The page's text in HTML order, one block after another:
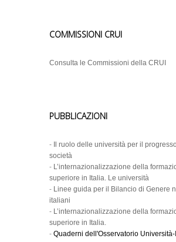
COMMISSIONI CRUI
Consulta le Commissioni della CRUI
PUBBLICAZIONI
-
Il ruolo delle università per il
società
- L’internazionalizzazione della
superiore in Italia. Le università
- Linee guida per il Bilancio di Genere
italiani
- L’internazionalizzazione della
superiore in Italia.
- Quaderni dell'Osservatorio Università-